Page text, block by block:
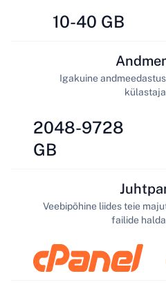
10-40 GB
2048-9728
GB
Igakuine
Veebipõhine liides teie
failide